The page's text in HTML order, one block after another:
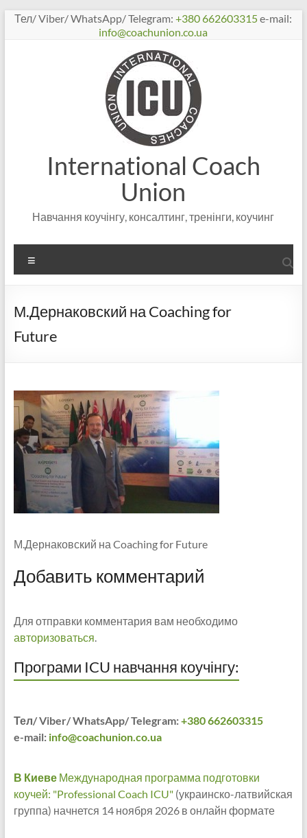
Перейти
Тел/ Viber/ WhatsApp/ Telegram:+380 662603315e-mail:
info@coachunion.co.ua
International Coach
Union
Навчання коучінгу, консалтинг, тренінги, коучинг
М.Дернаковский на Coaching for
Future
М.Дернаковский на Coaching for Future
Добавить комментарий
Для отправки комментария вам необходимо
авторизоваться.
Програми ICU навчання коучінгу:
Тел/ Viber/ WhatsApp/ Telegram:+380 662603315
e-mail: info@coachunion.co.ua
В КиевеМеждународная программа подготовки
коучей: "Professional Coach ICU"(украинско-латвийская
группа) начнется 14 ноября 2026 в онлайн формате